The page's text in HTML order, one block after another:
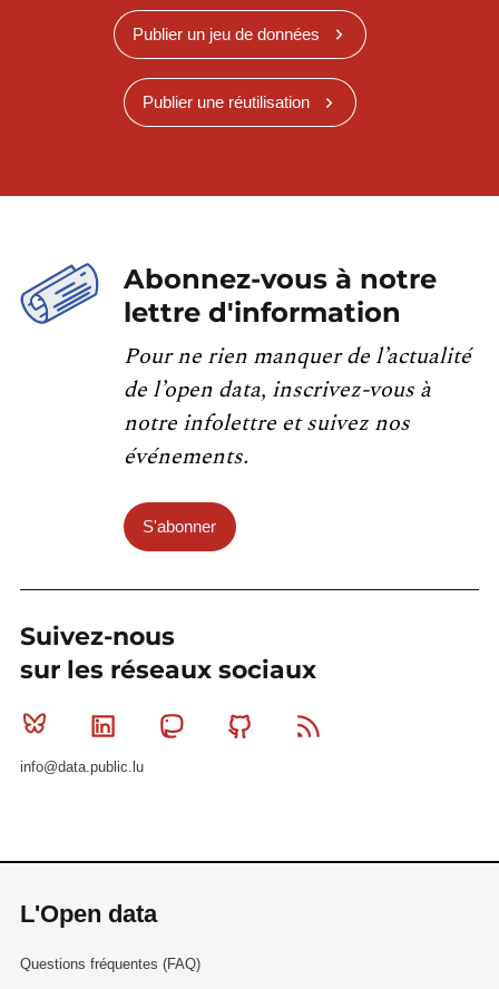
Publier un jeu de données
Publier une réutilisation
Abonnez-vous à notre
lettre d'information
Pour ne rien manquer de l’actualité
de l’open data, inscrivez-vous à
notre infolettre et suivez nos
événements.
S'abonner
Suivez-nous
sur les réseaux sociaux
Bluesky Linkedin MastodonGithub
info@data.public.lu
L'Open data
Questions fréquentes (FAQ)